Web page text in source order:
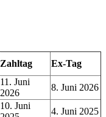
Zahltag Ex-Tag
11. Juni
2026
8. Juni 2026
10. Juni
4. Juni 2025